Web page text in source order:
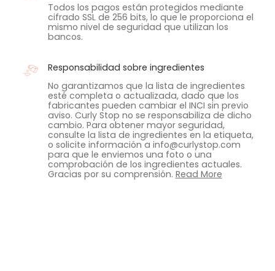
Todos los pagos están protegidos mediante
cifrado SSL de 256 bits, lo que le proporciona el
mismo nivel de seguridad que utilizan los
bancos.
Responsabilidad sobre ingredientes
No garantizamos que la lista de ingredientes
esté completa o actualizada, dado que los
fabricantes pueden cambiar el INCI sin previo
aviso. Curly Stop no se responsabiliza de dicho
cambio. Para obtener mayor seguridad,
consulte la lista de ingredientes en la etiqueta,
o solicite información a info@curlystop.com
para que le enviemos una foto o una
comprobación de los ingredientes actuales.
Gracias por su comprensión. Read More